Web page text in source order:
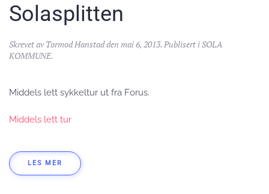
Solasplitten
Skrevet avTormod Hanstadden mai 6, 2013. Publisert iSOLA
KOMMUNE.
Middels lett sykkeltur ut fra Forus.
Middels lett tur
LES MER